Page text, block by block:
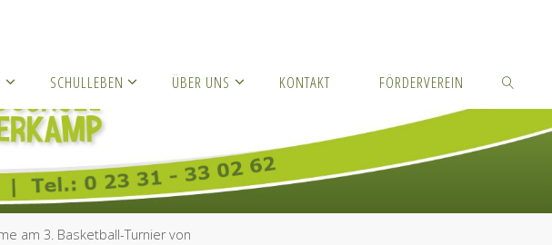
SCHULLEBEN ÜBER UNS KONTAKT FÖRDERVEREIN
SUCHEN
am 3. Basketball-Turnier von